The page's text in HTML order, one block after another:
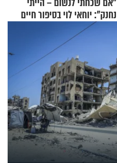
נחנק": יוחאי לוי בסיפור חיים
מעורר השראה